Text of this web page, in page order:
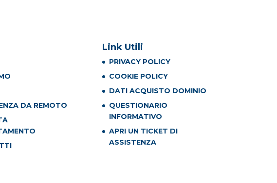
DA REMOTO
Link Utili
PRIVACY POLICY
COOKIE POLICY
DATI ACQUISTO DOMINIO
QUESTIONARIO
INFORMATIVO
APRI UN TICKET DI
ASSISTENZA